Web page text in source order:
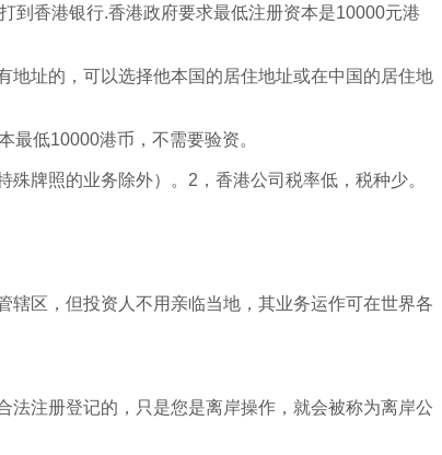
到香港银行.香港政府要求最低注册资本是10000元港
地址的，可以选择他本国的居住地址或在中国的居住地
低10000港币，不需要验资。
牌照的业务除外）。2，香港公司税率低，税种少。
区，但投资人不用亲临当地，其业务运作可在世界各
注册登记的，只是您是离岸操作，就会被称为离岸公